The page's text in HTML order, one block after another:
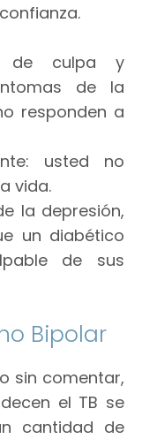
de culpa y
de la
responden a
usted no
vida.
la depresión,
un diabético
de sus
Bipolar
sin comentar,
el TB se
cantidad de